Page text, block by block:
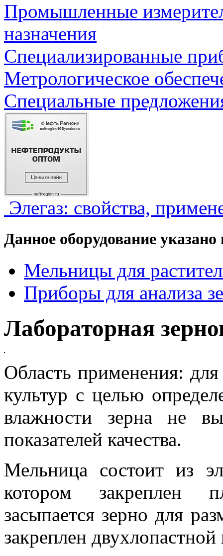
Промышленные
назначения
Специализированные
Метрологическое
Специальные
Элегаз: свойства,
Данное оборудование
Мельницы для
Приборы для анализа
Лабораторная
Область применения:
культур с целью
влажности зерна не
показателей качества.
Мельница состоит из
котором закреплен
засыпается зерно для
закреплен